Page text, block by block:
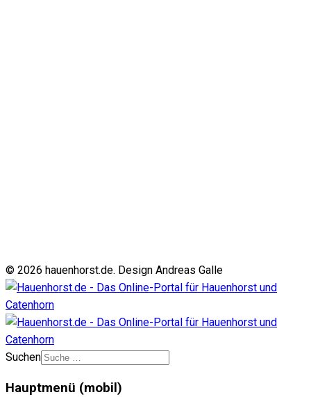
© 2026 hauenhorst.de. Design Andreas Galle
Suchen
Hauptmenü (mobil)